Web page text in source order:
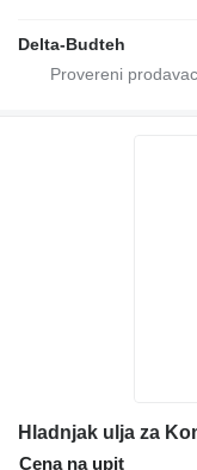
Delta-Budteh
Hladnjak ulja za
Cena na upit